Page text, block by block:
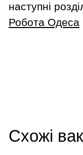
наступні
Робота Одеса
Схожі